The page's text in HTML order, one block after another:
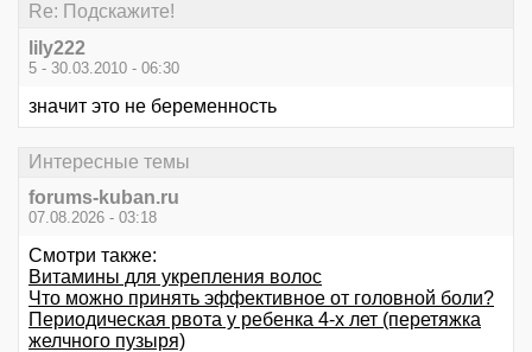
Re: Подскажите!
lily222
5 - 30.03.2010 - 06:30
значит это не беременность
Интересные темы
forums-kuban.ru
07.08.2026 - 03:18
Смотри также:
Витамины для укрепления волос
Что можно принять эффективное от головной боли?
Периодическая рвота у ребенка 4-х лет (перетяжка
желчного пузыря)